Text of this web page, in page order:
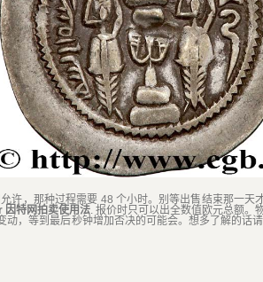
允许，那种过程需要 48 个小时。别等出售结束那一天才
因特网拍卖使用法 . 报价时只可以出全数值欧元总额。
，等到最后秒钟增加否决的可能会。想多了解的话